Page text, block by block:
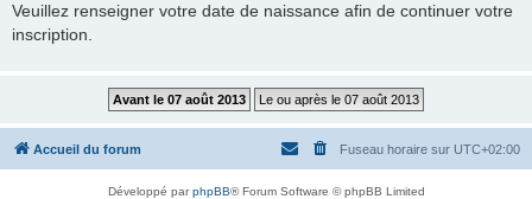
Veuillez renseigner votre date de naissance afin de continuer votre
inscription.
Accueil du forum Fuseau horaire sur UTC+02:00
Développé parphpBB® Forum Software © phpBB Limited